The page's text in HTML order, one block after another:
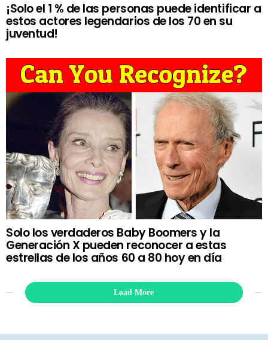
¡Solo el 1 % de las personas puede identificar a
estos actores legendarios de los 70 en su
juventud!
Solo los verdaderos Baby Boomers y la
Generación X pueden reconocer a estas
estrellas de los años 60 a 80 hoy en día
Load More